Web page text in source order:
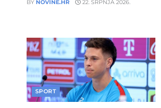
BY NOVINE.HR 22. SRPNJA 2026.
SPORT